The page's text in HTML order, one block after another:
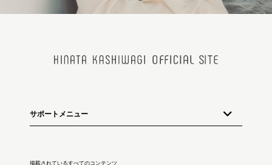
サポートメニュー
掲載されているすべてのコンテンツ